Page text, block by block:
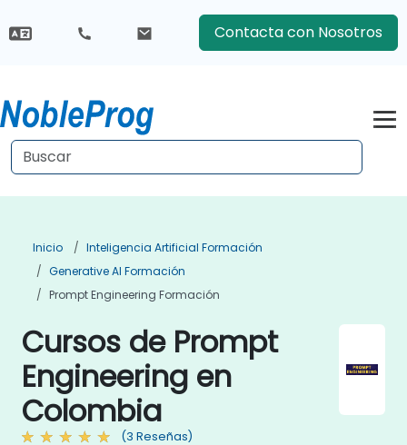
Contacta con Nosotros
Inicio
Inteligencia Artificial Formación
Generative AI Formación
Prompt Engineering Formación
Cursos de Prompt
Engineering en
Colombia
(3 Reseñas)